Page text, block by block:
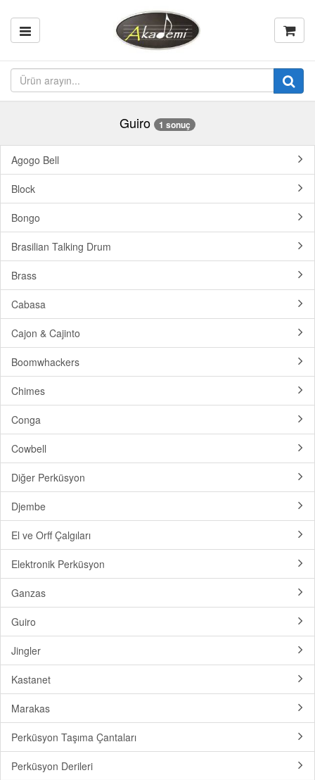
Guiro 1 sonuç
Agogo Bell
Block
Bongo
Brasilian Talking Drum
Brass
Cabasa
Cajon & Cajinto
Boomwhackers
Chimes
Conga
Cowbell
Diğer Perküsyon
Djembe
El ve Orff Çalgıları
Elektronik Perküsyon
Ganzas
Guiro
Jingler
Kastanet
Marakas
Perküsyon Taşıma Çantaları
Perküsyon Derileri